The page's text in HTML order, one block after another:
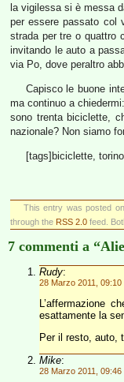
la vigilessa si è messa
per essere passato col
strada per tre o quattro
invitando le auto a
via Po, dove peraltro
Capisco le buone
ma continuo a
sono trenta biciclette,
nazionale? Non siamo
[tags]biciclette,
This entry was posted
through the RSS 2.0 feed.
7 commenti a
Rudy:
28 Marzo 2011, 09:10
L’affermazione
esattamente la
Per il resto, auto,
Mike:
28 Marzo 2011, 09:46